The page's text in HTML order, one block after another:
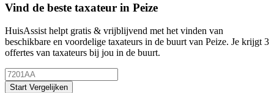
Vind de beste taxateur in Peize
HuisAssist helpt gratis & vrijblijvend met het vinden van
beschikbare en voordelige taxateurs in de buurt van Peize. Je krijgt 3
offertes van taxateurs bij jou in de buurt.
Start Vergelijken